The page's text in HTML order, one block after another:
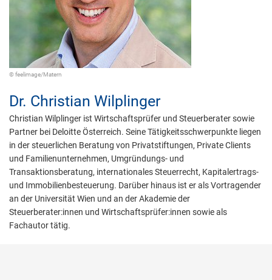
© feelimage/Matern
Dr. Christian Wilplinger
Christian Wilplinger ist Wirtschaftsprüfer und Steuerberater sowie
Partner bei Deloitte Österreich. Seine Tätigkeitsschwerpunkte liegen
in der steuerlichen Beratung von Privatstiftungen, Private Clients
und Familienunternehmen, Umgründungs- und
Transaktionsberatung, internationales Steuerrecht, Kapitalertrags-
und Immobilienbesteuerung. Darüber hinaus ist er als Vortragender
an der Universität Wien und an der Akademie der
Steuerberater:innen und Wirtschaftsprüfer:innen sowie als
Fachautor tätig.